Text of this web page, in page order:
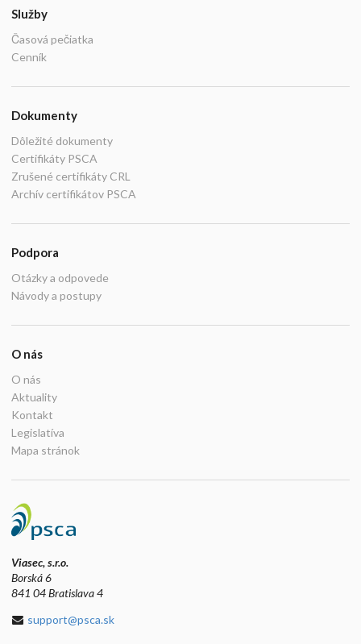
Služby
Časová pečiatka
Cenník
Dokumenty
Dôležité dokumenty
Certifikáty PSCA
Zrušené certifikáty CRL
Archív certifikátov PSCA
Podpora
Otázky a odpovede
Návody a postupy
O nás
O nás
Aktuality
Kontakt
Legislatíva
Mapa stránok
Viasec, s.r.o.
Borská 6
841 04 Bratislava 4
support@psca.sk